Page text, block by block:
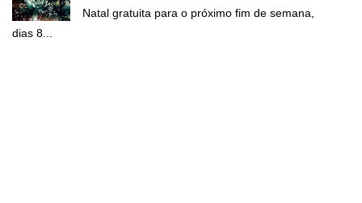
Natal gratuita para o próximo fim de semana,
dias 8...